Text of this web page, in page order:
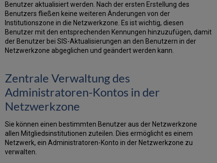
Benutzer aktualisiert werden. Nach der ersten Erstellung des
Benutzers fließen keine weiteren Änderungen von der
Institutionszone in die Netzwerkzone. Es ist wichtig, diesen
Benutzer mit den entsprechenden Kennungen hinzuzufügen, damit
der Benutzer bei SIS-Aktualisierungen an den Benutzern in der
Netzwerkzone abgeglichen und geändert werden kann.
Zentrale Verwaltung des
Administratoren-Kontos in der
Netzwerkzone
Sie können einen bestimmten Benutzer aus der Netzwerkzone
allen Mitgliedsinstitutionen zuteilen. Dies ermöglicht es einem
Netzwerk, ein Administratoren-Konto in der Netzwerkzone zu
verwalten.